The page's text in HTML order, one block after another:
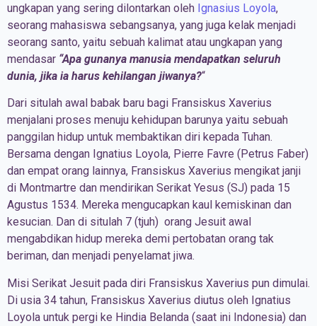
ungkapan yang sering dilontarkan oleh Ignasius Loyola,
seorang mahasiswa sebangsanya, yang juga kelak menjadi
seorang santo, yaitu sebuah kalimat atau ungkapan yang
mendasar “Apa gunanya manusia mendapatkan seluruh
dunia, jika ia harus kehilangan jiwanya?“
Dari situlah awal babak baru bagi Fransiskus Xaverius
menjalani proses menuju kehidupan barunya yaitu sebuah
panggilan hidup untuk membaktikan diri kepada Tuhan.
Bersama dengan Ignatius Loyola, Pierre Favre (Petrus Faber)
dan empat orang lainnya, Fransiskus Xaverius mengikat janji
di Montmartre dan mendirikan Serikat Yesus (SJ) pada 15
Agustus 1534. Mereka mengucapkan kaul kemiskinan dan
kesucian. Dan di situlah 7 (tjuh) orang Jesuit awal
mengabdikan hidup mereka demi pertobatan orang tak
beriman, dan menjadi penyelamat jiwa.
Misi Serikat Jesuit pada diri Fransiskus Xaverius pun dimulai.
Di usia 34 tahun, Fransiskus Xaverius diutus oleh Ignatius
Loyola untuk pergi ke Hindia Belanda (saat ini Indonesia) dan